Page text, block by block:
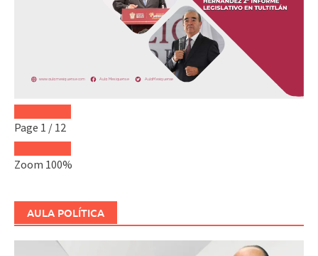
Page 1 / 12
Zoom 100%
AULA POLÍTICA